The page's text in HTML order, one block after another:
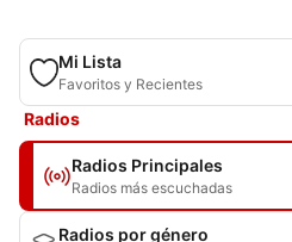
Mi Lista
Favoritos y Recientes
Radios
Radios Principales
Radios más escuchadas
Radios por género